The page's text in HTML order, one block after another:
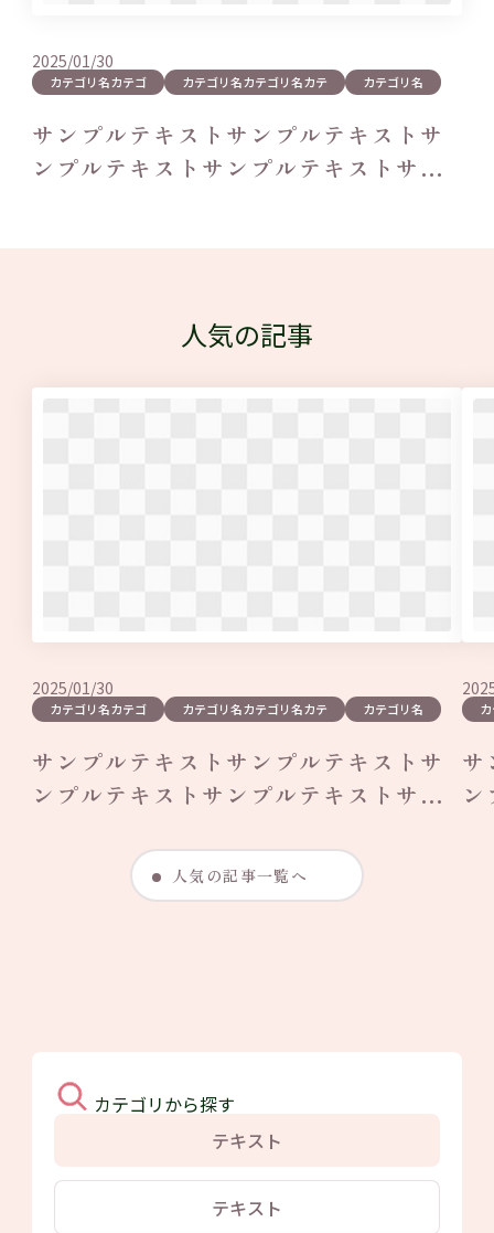
カテゴリ名カテゴ カテゴリ名カテゴリ名カテ カテゴリ名
2025/01/30
サンプルテキストサンプルテキストサ
ンプルテキストサンプルテキストサン
人気の記事
カテゴリ名カテゴ カテゴリ名カテゴリ名カテ カテゴリ名
2025/01/30
サンプルテキストサンプルテキストサ
ンプルテキストサンプルテキストサン
サ
人気の記事一覧へ
カテゴリから探す
テキスト
テキスト